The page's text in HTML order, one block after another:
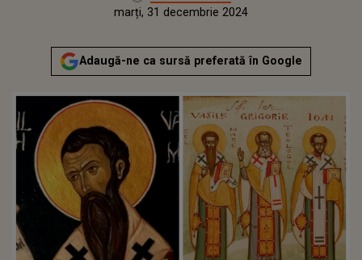
Publicat:
marți, 31 decembrie 2024
Adaugă-ne ca sursă preferată în Google